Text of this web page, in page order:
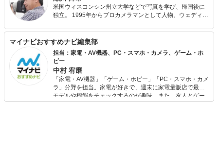
米国ウィスコンシン州立大学などで写真を学び、帰国後に
独立。 1995年からプロカメラマンとして人物、ウェディン
ら、写真講座やメディア出演、執筆などを通じて撮影テク
ニックやフォトライフの楽しみ方を伝えている。 さらに動
画撮影、ドローン撮影にも着手。画像や動画を未来につな
げる活動を提案している。2018年には、長崎県五島市アン
バサダーに就任。 写真と映像で行う地域貢献や海外に向け
た日本文化の映像発信にも積極的に取り組んでいる。
マイナビおすすめナビ編集部
担当：家電・AV機器、PC・スマホ・カメラ、ゲーム・ホ
ビー
中村 宥磨
「家電・AV機器」「ゲーム・ホビー」「PC・スマホ・カメ
ラ」分野を担当。家電が好きで、週末に家電量販店で最新
モデルや機能をチェックするのが趣味。また、友人とゲー
ムを楽しみながら、新作タイトルやイベント情報もいち早